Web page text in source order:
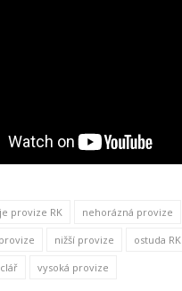
provize RK nehorázná provize
nižší provize ostuda RK
vysoká provize